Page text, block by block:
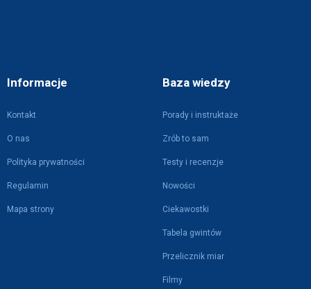
Informacje
Kontakt
O nas
Polityka prywatności
Regulamin
Mapa strony
Baza wiedzy
Porady i instruktaże
Zrób to sam
Testy i recenzje
Nowości
Ciekawostki
Tabela gwintów
Przelicznik miar
Filmy